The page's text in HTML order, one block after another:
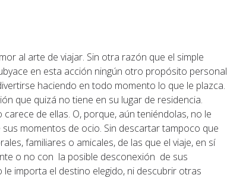
al arte de viajar. Sin otra razón que el simple
en esta acción ningún otro propósito personal
haciendo en todo momento lo que le plazca.
que quizá no tiene en su lugar de residencia.
de ellas. O, porque, aún teniéndolas, no le
momentos de ocio. Sin descartar tampoco que
familiares o amicales, de las que el viaje, en sí
o no con la posible desconexión de sus
importa el destino elegido, ni descubrir otras